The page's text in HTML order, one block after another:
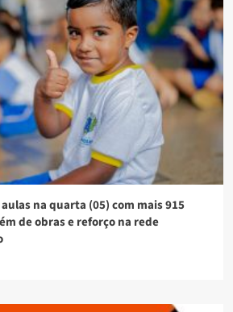
na quarta (05) com mais 915
de obras e reforço na rede